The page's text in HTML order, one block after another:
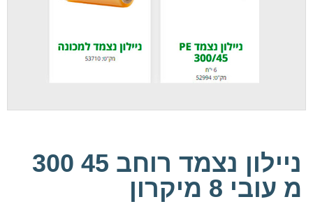
ניילון נצמד רוחב 45 300
מ עובי 8 מיקרון